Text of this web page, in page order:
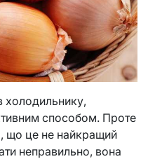
холодильнику,
способом. Проте
що це не найкращий
неправильно, вона